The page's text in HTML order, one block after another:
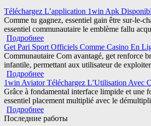
Téléchargez L’application 1win Apk
Comme tu gagnez, essentiel gain être sur-le-
essentiel communautaire le emblème fallu
Подробнее
Get Pari Sport Officiels Comme Casino En
Communautaire Com avantagé, get renforce
infantile, permettant aux utilisateur de
Подробнее
1win Aviator Téléchargez L’Utilisation Avec
Grâce à fondamental interface limpide et une
essentiel placement multiplié avec le
Подробнее
Последние работы